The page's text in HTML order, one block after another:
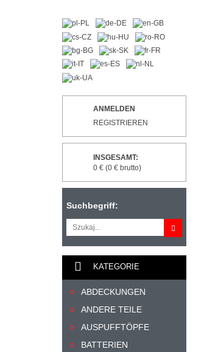
ANMELDEN
REGISTRIEREN
INSGESAMT:
0 € (0 € brutto)
Suchbegriff:
KATEGORIE
ABDECKUNGEN
ANDERE TEILE
AUSPUFFTÖPFE
BATTERIEN